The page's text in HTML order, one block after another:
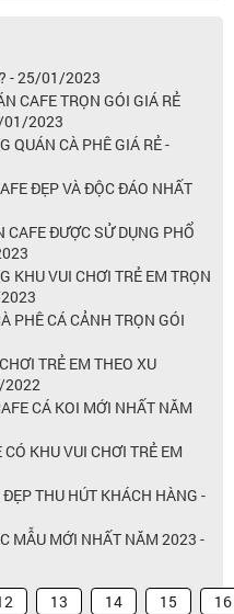
- 25/01/2023
CAFE TRỌN GÓI GIÁ RẺ
01/2023
QUÁN CÀ PHÊ GIÁ RẺ -
ĐẸP VÀ ĐỘC ĐÁO NHẤT
CAFE ĐƯỢC SỬ DỤNG PHỔ
KHU VUI CHƠI TRẺ EM TRỌN
PHÊ CÁ CẢNH TRỌN GÓI
TRẺ EM THEO XU
2022
CÁ KOI MỚI NHẤT NĂM
KHU VUI CHƠI TRẺ EM
THU HÚT KHÁCH HÀNG -
MẪU MỚI NHẤT NĂM 2023 -
13 14 15 16